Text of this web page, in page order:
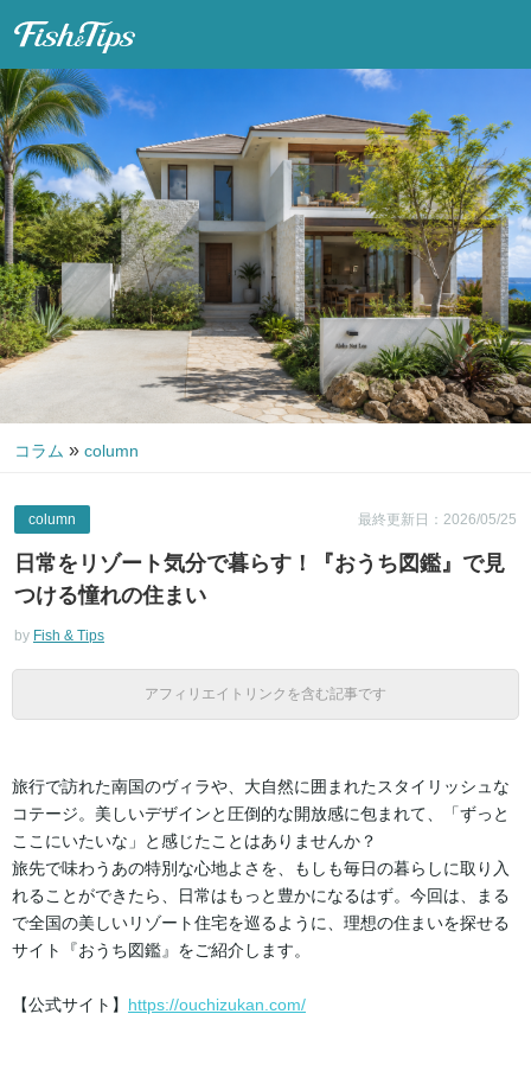
コラム » column
最終更新日：2026/05/25
column
日常をリゾート気分で暮らす！『おうち図鑑』で見
つける憧れの住まい
by Fish & Tips
アフィリエイトリンクを含む記事です
旅行で訪れた南国のヴィラや、大自然に囲まれたスタイリッシュな
コテージ。美しいデザインと圧倒的な開放感に包まれて、「ずっと
ここにいたいな」と感じたことはありませんか？
旅先で味わうあの特別な心地よさを、もしも毎日の暮らしに取り入
れることができたら、日常はもっと豊かになるはず。今回は、まる
で全国の美しいリゾート住宅を巡るように、理想の住まいを探せる
サイト『おうち図鑑』をご紹介します。
【公式サイト】 https://ouchizukan.com/